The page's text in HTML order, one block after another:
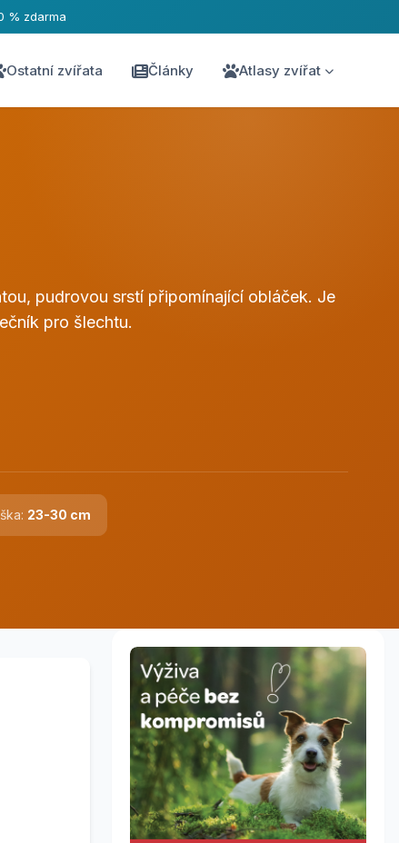
% zdarma
Ostatní zvířata Články Atlasy zvířat
pudrovou srstí připomínající obláček. Je
pro šlechtu.
23-30 cm